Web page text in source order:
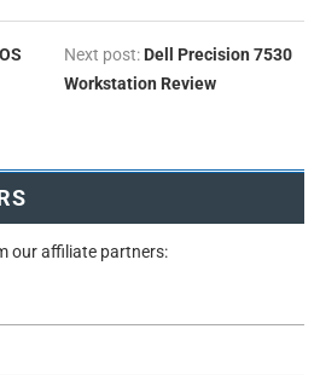
Next post: Dell Precision 7530
Workstation Review
our affiliate partners: